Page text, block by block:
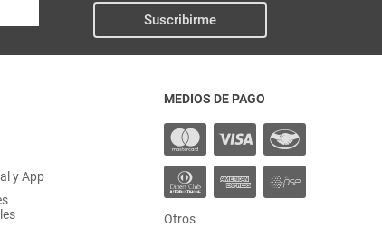
Suscribirme
y App
MEDIOS DE PAGO
Otros